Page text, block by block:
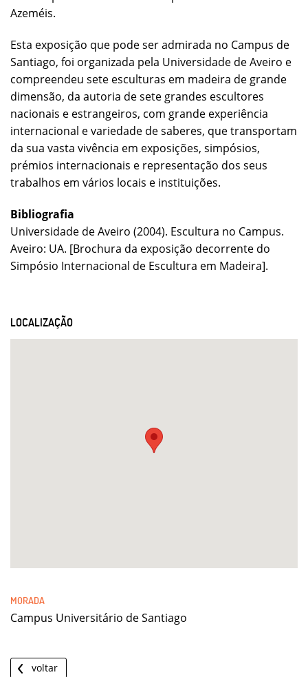
Azeméis.
Esta exposição que pode ser admirada no Campus de
Santiago, foi organizada pela Universidade de Aveiro e
compreendeu sete esculturas em madeira de grande
dimensão, da autoria de sete grandes escultores
nacionais e estrangeiros, com grande experiência
internacional e variedade de saberes, que transportam
da sua vasta vivência em exposições, simpósios,
prémios internacionais e representação dos seus
trabalhos em vários locais e instituições.
Bibliografia
Universidade de Aveiro (2004). Escultura no Campus.
Aveiro: UA. [Brochura da exposição decorrente do
Simpósio Internacional de Escultura em Madeira].
Campus Universitário de Santiago
voltar